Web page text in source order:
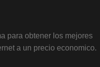
para obtener los mejores
a un precio economico.